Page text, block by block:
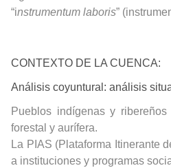
“instrumentum laboris”
CONTEXTO DE LA CUENCA:
Análisis coyuntural: análisis
Pueblos indígenas y
forestal y aurífera.
La PIAS (Plataforma Itinerante
a instituciones y programas